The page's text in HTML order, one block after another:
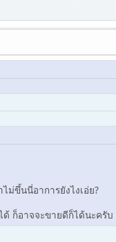
ม่ขึ้นนี่อาการยังไงเอ่ย?
ก็อาจจะขายดีก็ได้นะครับ